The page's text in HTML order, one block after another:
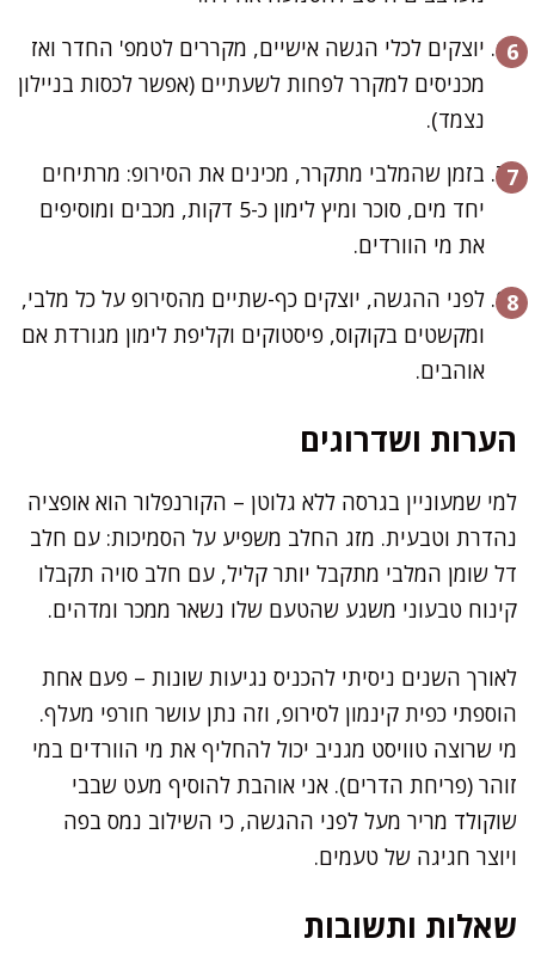
יוצקים לכלי הגשה אישיים, מקררים לטמפ' החדר ואז
מכניסים למקרר לפחות לשעתיים (אפשר לכסות בניילון
נצמד).
בזמן שהמלבי מתקרר, מכינים את הסירופ: מרתיחים
יחד מים, סוכר ומיץ לימון כ-5 דקות, מכבים ומוסיפים
את מי הוורדים.
לפני ההגשה, יוצקים כף-שתיים מהסירופ על כל מלבי,
ומקשטים בקוקוס, פיסטוקים וקליפת לימון מגורדת אם
אוהבים.
הערות ושדרוגים
למי שמעוניין בגרסה ללא גלוטן – הקורנפלור הוא אופציה
נהדרת וטבעית. מזג החלב משפיע על הסמיכות: עם חלב
דל שומן המלבי מתקבל יותר קליל, עם חלב סויה תקבלו
קינוח טבעוני משגע שהטעם שלו נשאר ממכר ומדהים.
לאורך השנים ניסיתי להכניס נגיעות שונות – פעם אחת
הוספתי כפית קינמון לסירופ, וזה נתן עושר חורפי מעלף.
מי שרוצה טוויסט מגניב יכול להחליף את מי הוורדים במי
זוהר (פריחת הדרים). אני אוהבת להוסיף מעט שבבי
שוקולד מריר מעל לפני ההגשה, כי השילוב נמס בפה
ויוצר חגיגה של טעמים.
שאלות ותשובות